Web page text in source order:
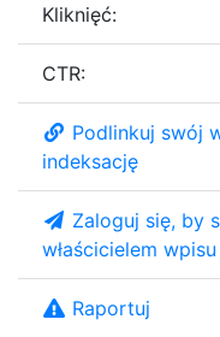
Kliknięć:
CTR:
Podlinkuj swój
indeksację
Zaloguj się, by
właścicielem wpisu
Raportuj